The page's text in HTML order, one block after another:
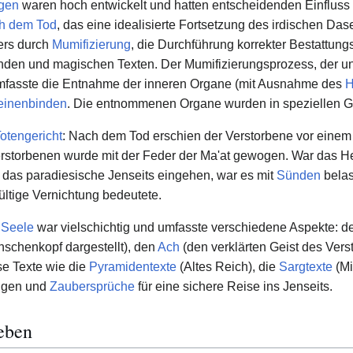
waren hoch entwickelt und hatten entscheidenden
dem Tod, das eine idealisierte Fortsetzung des irdischen
durch Mumifizierung, die Durchführung korrekter
und magischen Texten. Der Mumifizierungsprozess, der
die Entnahme der inneren Organe (mit Ausnahme des
. Die entnommenen Organe wurden in speziellen
: Nach dem Tod erschien der Verstorbene vor
wurde mit der Feder der Ma'at gewogen. War das
paradiesische Jenseits eingehen, war es mit Sünden
Vernichtung bedeutete.
Seele war vielschichtig und umfasste verschiedene Aspekte:
dargestellt), den Ach (den verklärten Geist des
Texte wie die Pyramidentexte (Altes Reich), die Sargtexte
und Zaubersprüche für eine sichere Reise ins Jenseits.